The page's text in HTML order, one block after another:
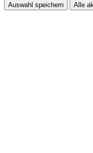
Auswahl speichern Alle